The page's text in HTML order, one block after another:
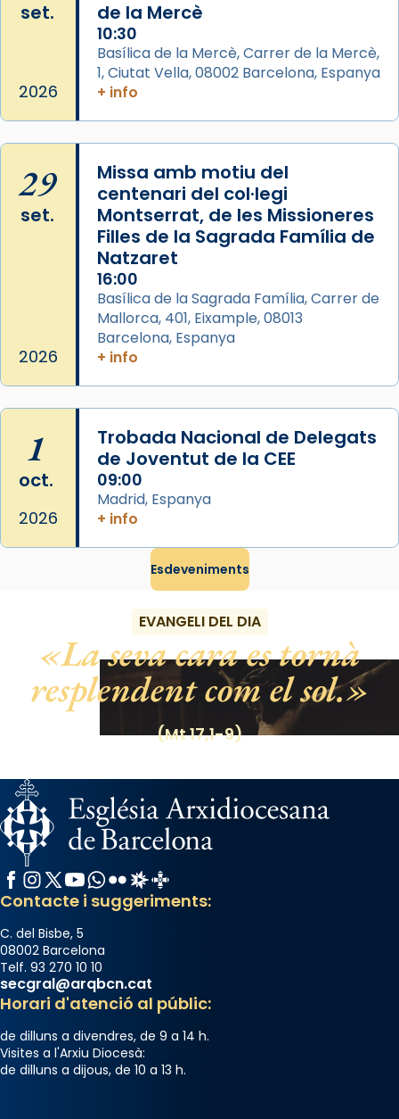
Segons el llibre dels Fets (12,2) fou el primer
apòstol màrtir, decapitat a Jerusalem per
Herodes Agripa (vers l'any 44).
musulmanes fou venerat com a patró dels
Regnes castellans i més tard de tota
Espanya.
El seu sepulcre a Compostela fou un gran
centre de peregrinacions medievals de tot
el món cristià, després de Roma i terra
«A Raïms de Sant Jaume, raïms aigualits;
raïms de setembre te'n llepes els dits»,
segons una dita popular.
set.
2026
de la Mercè
10:30
Basílica de la Mercè, Carrer de la Mercè,
1, Ciutat Vella, 08002 Barcelona, Espanya
+ info
29
set.
2026
Missa amb motiu del
centenari del col·legi
Montserrat, de les Missioneres
Filles de la Sagrada Família de
Natzaret
16:00
Basílica de la Sagrada Família, Carrer de
Mallorca, 401, Eixample, 08013
Barcelona, Espanya
+ info
1
oct.
2026
Trobada Nacional de Delegats
de Joventut de la CEE
09:00
Madrid, Espanya
+ info
Esdeveniments
EVANGELI DEL DIA
La seva cara es tornà
resplendent com el sol.
(Mt 17,1-9)
Facebook
Instagram
X / Twitter
YouTube
WhatsApp
FlickrRadio Estel
Catalunya Cristiana
Contacte i suggeriments:
C. del Bisbe, 5
08002 Barcelona
Telf. 93 270 10 10
secgral@arqbcn.cat
Horari d'atenció al públic:
de dilluns a divendres, de 9 a 14 h.
Visites a l'Arxiu Diocesà:
de dilluns a dijous, de 10 a 13 h.